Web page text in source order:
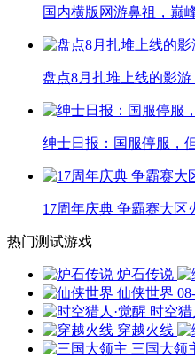
国内横版网游鼻祖，巅
盘点8月扎堆上线的影
绅士日报：国服停服，
17周年庆典 争霸赛大区
热门测试游戏
炉石传说
仙侠世界
时空猎
穿越火线
三国大领